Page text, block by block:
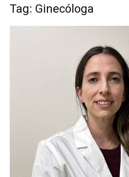
Tag: Ginecóloga